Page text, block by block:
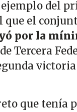
del
el
por la
Tercera
que tenía